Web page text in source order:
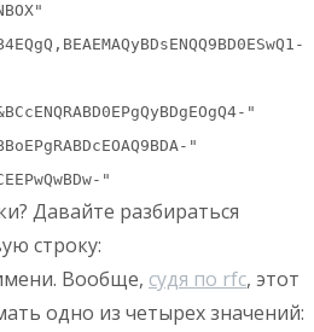
"
"
"
Давайте разбираться
строку:
Вообще, судя по rfc, этот
одно из четырех значений: